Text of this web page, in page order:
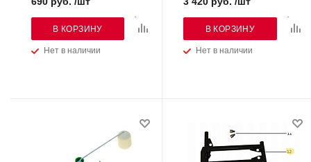
Нет в наличии
В КОРЗИНУ
Нет в наличии
В КОРЗИНУ